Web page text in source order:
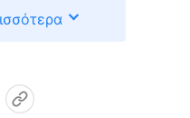
ξανά εγώ
προβλήματα; Γιατί